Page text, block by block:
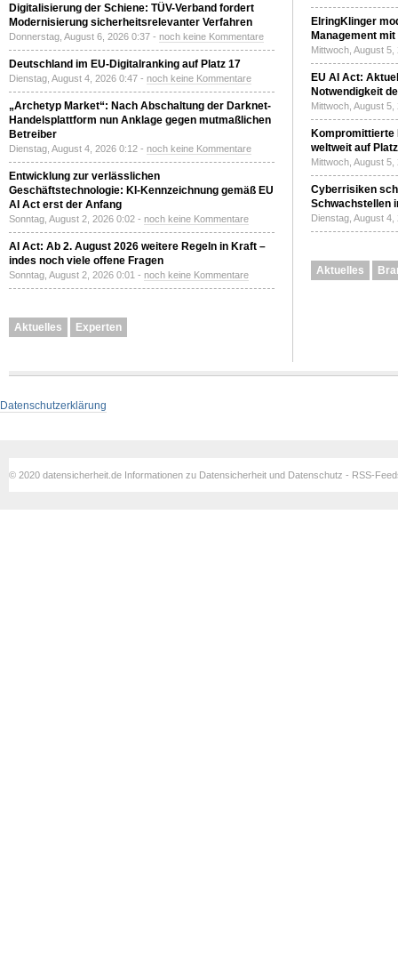
Digitalisierung der Schiene: TÜV-Verband fordert
Modernisierung sicherheitsrelevanter Verfahren
Donnerstag, August 6, 2026 0:37 - noch keine Kommentare
Deutschland im EU-Digitalranking auf Platz 17
Dienstag, August 4, 2026 0:47 - noch keine Kommentare
„Archetyp Market“: Nach Abschaltung der Darknet-
Handelsplattform nun Anklage gegen mutmaßlichen
Betreiber
Dienstag, August 4, 2026 0:12 - noch keine Kommentare
Entwicklung zur verlässlichen
Geschäftstechnologie: KI-Kennzeichnung gemäß EU
AI Act erst der Anfang
Sonntag, August 2, 2026 0:02 - noch keine Kommentare
AI Act: Ab 2. August 2026 weitere Regeln in Kraft –
indes noch viele offene Fragen
Sonntag, August 2, 2026 0:01 - noch keine Kommentare
Aktuelles Experten
ElringKlinger
Management
Mittwoch, August
EU AI Act:
Notwendigkeit
Mittwoch, August
Kompromittierte
weltweit auf
Mittwoch, August
Cyberrisiken
Schwachstellen
Dienstag, August
Aktuelles
Datenschutzerklärung
© 2020 datensicherheit.de Informationen zu Datensicherheit und Datenschutz - RSS-